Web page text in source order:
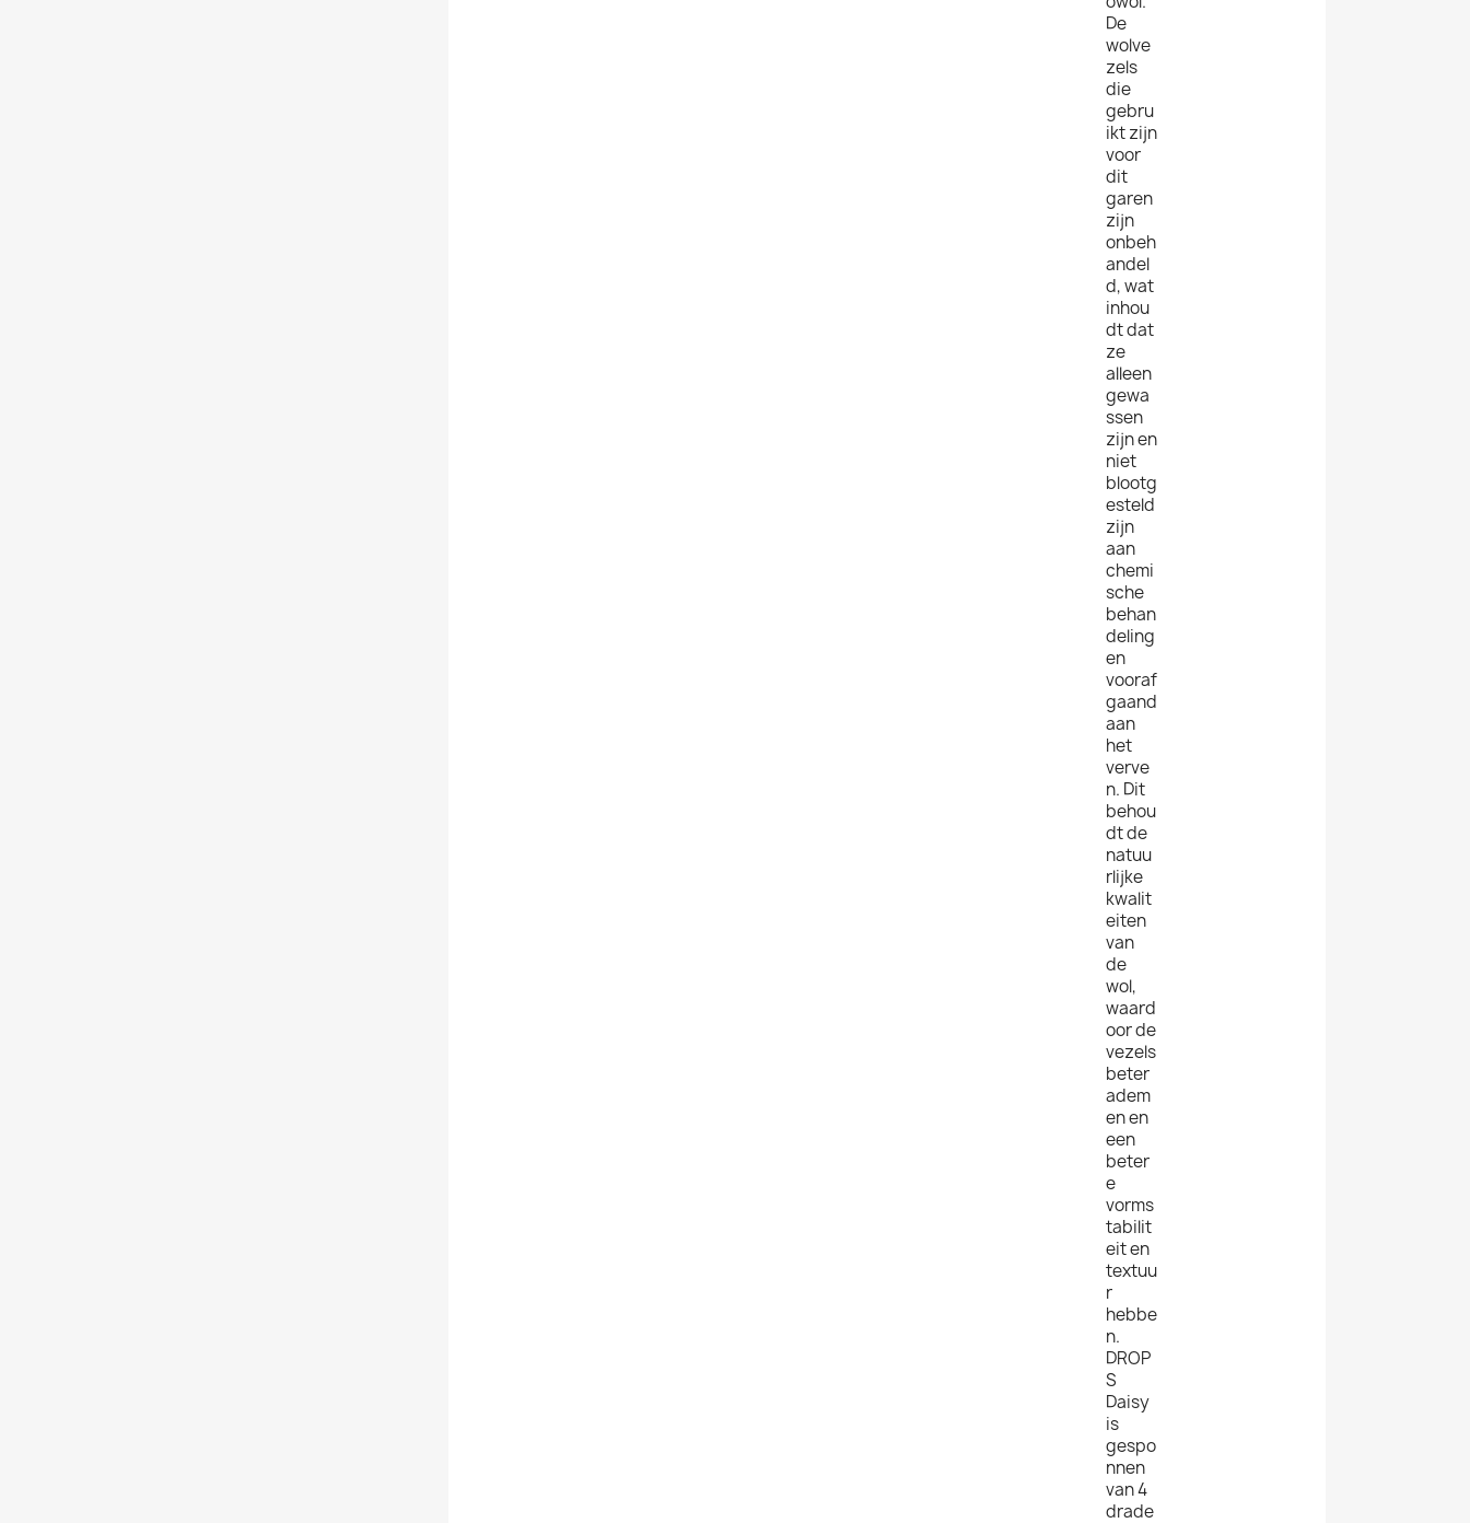
De
wolve
zels
die
gebru
ikt zijn
voor
dit
garen
zijn
onbeh
andel
d, wat
inhou
dt dat
ze
alleen
gewa
ssen
zijn en
niet
blootg
esteld
zijn
aan
chemi
sche
behan
deling
en
vooraf
gaand
aan
het
verve
n. Dit
behou
dt de
natuu
rlijke
kwalit
eiten
van
de
wol,
waard
oor de
vezels
beter
adem
en en
een
beter
e
vorms
tabilit
eit en
textuu
r
hebbe
n.
DROP
S
Daisy
is
gespo
nnen
van 4
drade